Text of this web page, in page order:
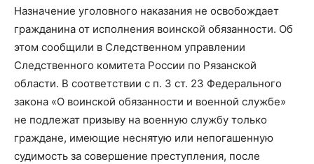
Назначение уголовного наказания не освобождает
гражданина от исполнения воинской обязанности. Об
этом сообщили в Следственном управлении
Следственного комитета России по Рязанской
области. В соответствии с п. 3 ст. 23 Федерального
закона «О воинской обязанности и военной службе»
не подлежат призыву на военную службу только
граждане, имеющие неснятую или непогашенную
судимость за совершение преступления, после